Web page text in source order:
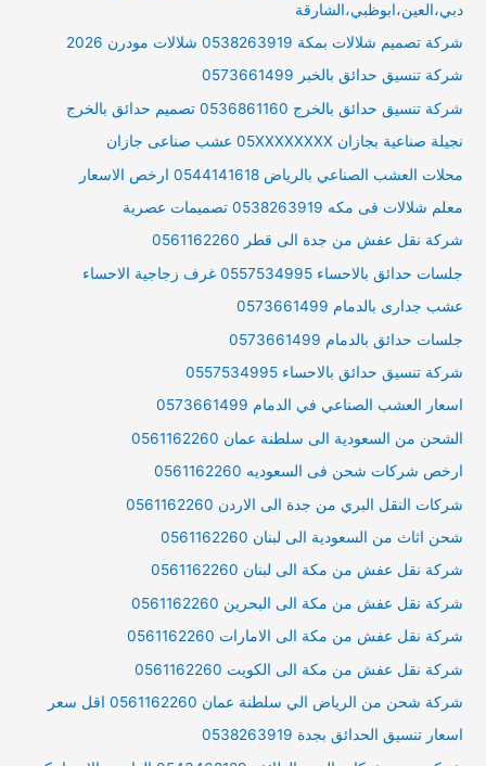
دبي،العين،ابوظبي،الشارقة
شركة تصميم شلالات بمكة 0538263919 شلالات مودرن 2026
شركة تنسيق حدائق بالخبر 0573661499
شركة تنسيق حدائق بالخرج 0536861160 تصميم حدائق بالخرج
نجيلة صناعية بجازان 05XXXXXXXX عشب صناعى جازان
محلات العشب الصناعي بالرياض 0544141618 ارخص الاسعار
معلم شلالات فى مكه 0538263919 تصميمات عصرية
شركة نقل عفش من جدة الى قطر 0561162260
جلسات حدائق بالاحساء 0557534995 غرف زجاجية الاحساء
عشب جدارى بالدمام 0573661499
جلسات حدائق بالدمام 0573661499
شركة تنسيق حدائق بالاحساء 0557534995
اسعار العشب الصناعي في الدمام 0573661499
الشحن من السعودية الى سلطنة عمان 0561162260
ارخص شركات شحن فى السعوديه 0561162260
شركات النقل البري من جدة الى الاردن 0561162260
شحن اثاث من السعودية الى لبنان 0561162260
شركة نقل عفش من مكة الى لبنان 0561162260
شركة نقل عفش من مكة الى البحرين 0561162260
شركة نقل عفش من مكة الى الامارات 0561162260
شركة نقل عفش من مكة الى الكويت 0561162260
شركة شحن من الرياض الي سلطنة عمان 0561162260 اقل سعر
اسعار تنسيق الحدائق بجدة 0538263919